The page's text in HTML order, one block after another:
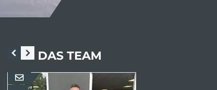
DAS TEAM